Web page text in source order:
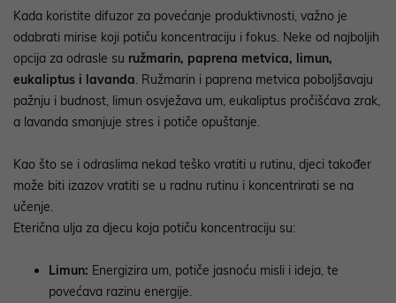
Kada koristite difuzor za povećanje produktivnosti, važno je
odabrati mirise koji potiču koncentraciju i fokus. Neke od najboljih
opcija za odrasle su ružmarin, paprena metvica, limun,
eukaliptus i lavanda. Ružmarin i paprena metvica poboljšavaju
pažnju i budnost, limun osvježava um, eukaliptus pročišćava zrak,
a lavanda smanjuje stres i potiče opuštanje.
Kao što se i odraslima nekad teško vratiti u rutinu, djeci također
može biti izazov vratiti se u radnu rutinu i koncentrirati se na
učenje.
Eterična ulja za djecu koja potiču koncentraciju su:
Limun: Energizira um, potiče jasnoću misli i ideja, te
povećava razinu energije.